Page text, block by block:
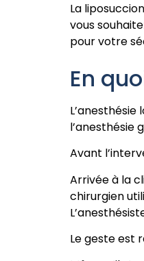
La
vous
pour votre
En
l’anesthésie
Avant
Arrivée à la
chirurgien
Le geste est